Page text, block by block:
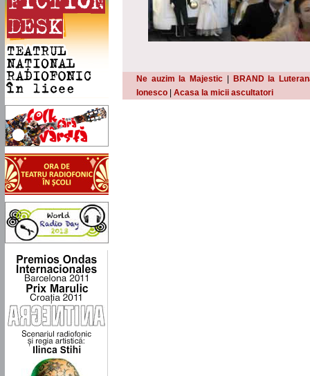
Ne auzim la Majestic
BRAND la
Ionesco
Acasa la micii ascultatori